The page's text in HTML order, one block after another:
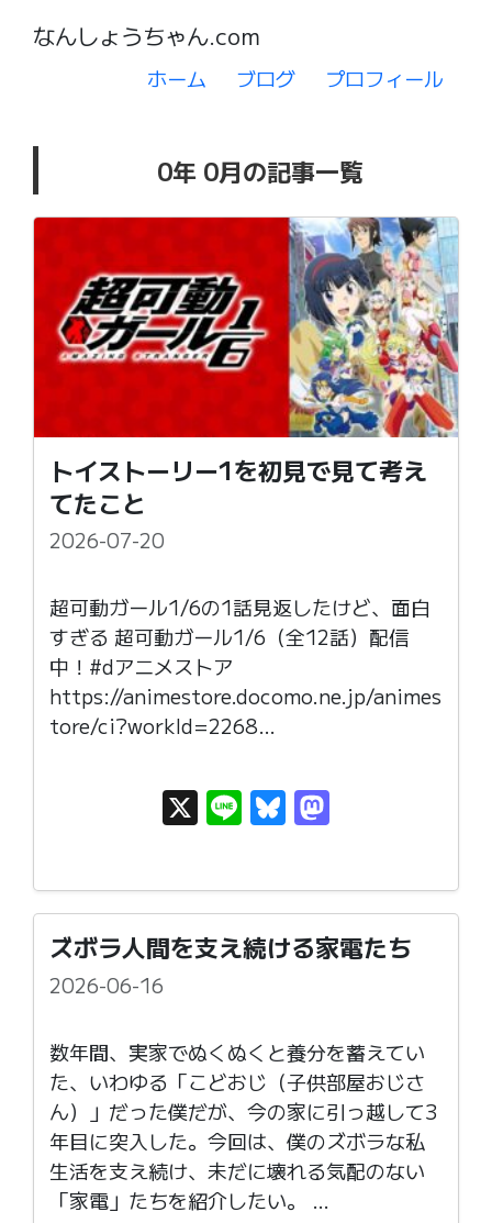
なんしょうちゃん.com
ホーム ブログ プロフィール
0年 0月の記事一覧
トイストーリー1を初見で見て考え
てたこと
2026-07-20
超可動ガール1/6の1話見返したけど、面白
すぎる 超可動ガール1/6（全12話）配信
中！#dアニメストア
https://animestore.docomo.ne.jp/animes
tore/ci?workId=2268…
X Li
e
Bl
e
s
k
t
o
d
ズボラ人間を支え続ける家電たち
2026-06-16
数年間、実家でぬくぬくと養分を蓄えてい
た、いわゆる「こどおじ（子供部屋おじさ
ん）」だった僕だが、今の家に引っ越して3
年目に突入した。今回は、僕のズボラな私
生活を支え続け、未だに壊れる気配のない
「家電」たちを紹介したい。 …